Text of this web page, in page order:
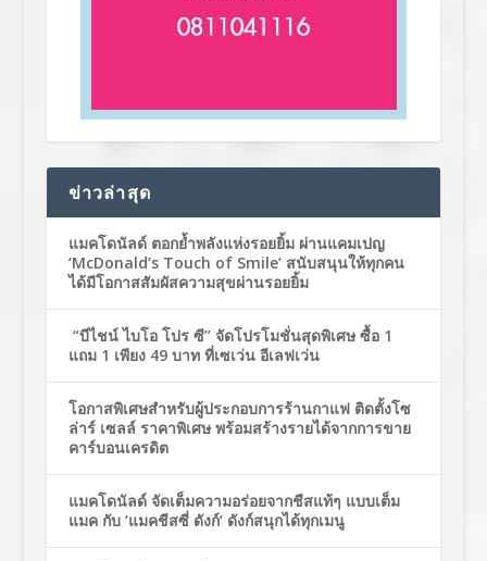
ข่าวล่าสุด
แมคโดนัลด์ ตอกย้ำพลังแห่งรอยยิ้ม ผ่านแคมเปญ
‘McDonald’s Touch of Smile’ สนับสนุนให้ทุกคน
ได้มีโอกาสสัมผัสความสุขผ่านรอยยิ้ม
“บีไชน์ ไบโอ โปร ซี” จัดโปรโมชั่นสุดพิเศษ ซื้อ 1
แถม 1 เพียง 49 บาท ที่เซเว่น อีเลฟเว่น
โอกาสพิเศษสำหรับผู้ประกอบการร้านกาแฟ ติดตั้งโซ
ล่าร์ เซลล์ ราคาพิเศษ พร้อมสร้างรายได้จากการขาย
คาร์บอนเครดิต
แมคโดนัลด์ จัดเต็มความอร่อยจากชีสแท้ๆ แบบเต็ม
แมค กับ ‘แมคชีสซี่ ดังก์’ ดังก์สนุกได้ทุกเมนู